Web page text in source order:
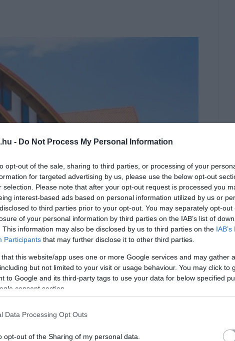
- Do Not Process My Personal Information
opt-out of the sale, sharing to third parties, or processing of your
for targeted advertising by us, please use the below opt-out
selection. Please note that after your opt-out request is processed you
interest-based ads based on personal information utilized by us or
to third parties prior to your opt-out. You may separately opt-out
of your personal information by third parties on the IAB’s list of
This information may also be disclosed by us to third parties on the
Participants that may further disclose it to other third parties.
that this website/app uses one or more Google services and may gather
but not limited to your visit or usage behaviour. You may click to
to Google and its third-party tags to use your data for below specified
consent section.
Data Processing Opt Outs
opt-out of the Sharing of my personal data.
Fidesz túláradó szeretete a határon túli